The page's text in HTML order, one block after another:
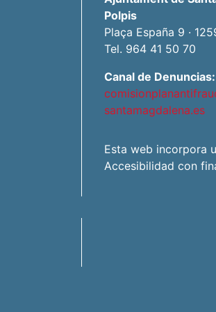
Polpis
Plaça España 9 ·
Tel. 964 41 50 70
Canal de Denuncias:
santamagdalena.es
Esta web incorpora
Accesibilidad con